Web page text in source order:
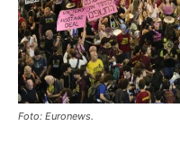
Foto: Euronews.